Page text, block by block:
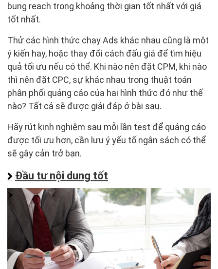
bung reach trong khoảng thời gian tốt nhất với giá
tốt nhất.
Thử các hình thức chạy Ads khác nhau cũng là một
ý kiến hay, hoặc thay đổi cách đấu giá để tìm hiệu
quả tối ưu nếu có thể. Khi nào nên đặt CPM, khi nào
thì nên đặt CPC, sự khác nhau trong thuật toán
phân phối quảng cáo của hai hình thức đó như thế
nào? Tất cả sẽ được giải đáp ở bài sau.
Hãy rút kinh nghiệm sau mỗi lần test để quảng cáo
được tối ưu hơn, cần lưu ý yếu tố ngân sách có thể
sẽ gây cản trở bạn.
Đầu tư nội dung tốt